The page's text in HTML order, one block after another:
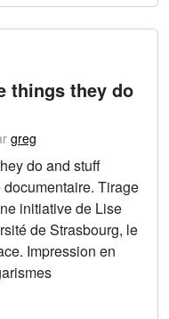
things they do
greg
do and stuff
Tirage
initiative de Lise
de Strasbourg, le
Impression en